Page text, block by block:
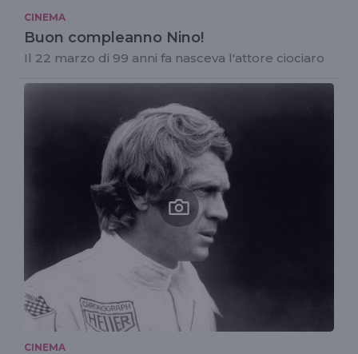
CINEMA
Buon compleanno Nino!
Il 22 marzo di 99 anni fa nasceva l'attore ciociaro
CINEMA